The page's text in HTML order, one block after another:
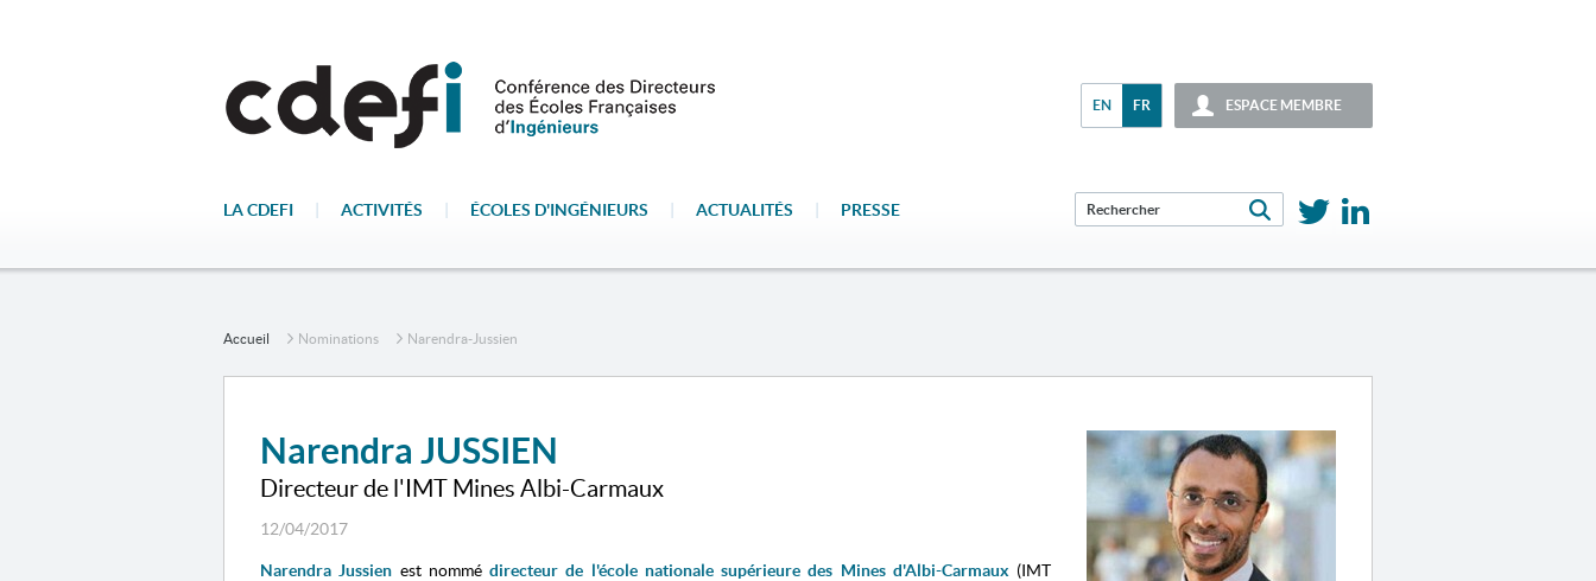
ESPACE MEMBRE
EN FR
LA CDEFI ACTIVITÉS ÉCOLES D'INGÉNIEURS ACTUALITÉS PRESSE
Accueil Nominations Narendra-Jussien
Narendra JUSSIEN
Directeur de l'IMT Mines Albi-Carmaux
12/04/2017
Narendra Jussien est nommé directeur de l'école nationale supérieure des Mines d'Albi-Carmaux (IMT